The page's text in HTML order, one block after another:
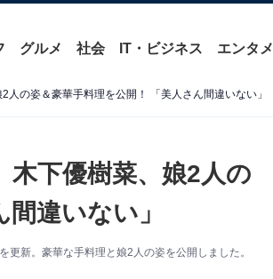
グルメ 社会 IT・ビジネス エンタメ
人の姿＆豪華手料理を公開！ 「美人さん間違いない」
木下優樹菜、娘2人の
違いない」
新。豪華な手料理と娘2人の姿を公開しました。